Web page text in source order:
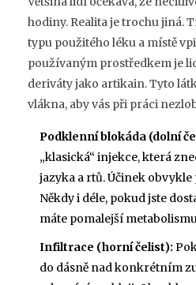
hodiny. Realita je trochu jiná.
typu použitého léku a místě
používaným prostředkem je
deriváty jako artikain.Tyto
vlákna, aby vás při práci
Podklenní blokáda (dolní
„klasická“ injekce, která
jazyka a rtů. Účinek obvykle
Někdy i déle, pokud jste
máte pomalejší
Infiltrace (horní čelist):
do dásně nad konkrétním